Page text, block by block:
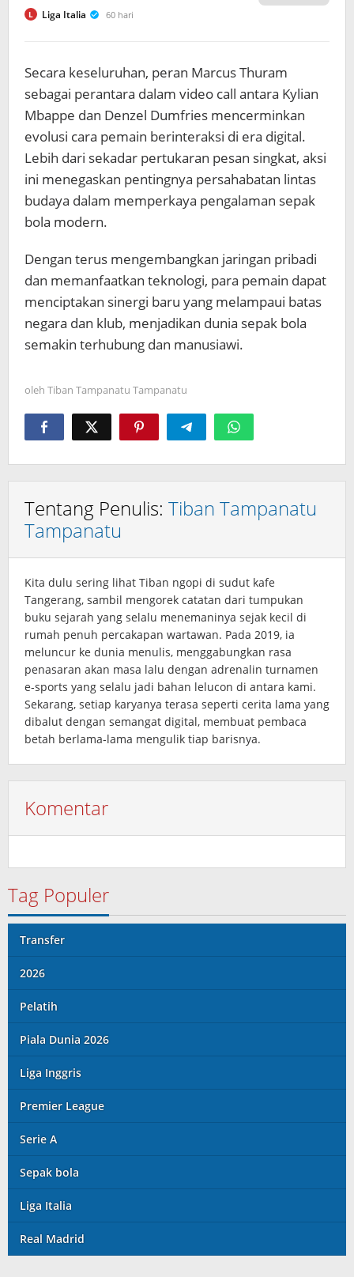
L Liga Italia 60 hari
Secara keseluruhan, peran Marcus Thuram
sebagai perantara dalam video call antara Kylian
Mbappe dan Denzel Dumfries mencerminkan
evolusi cara pemain berinteraksi di era digital.
Lebih dari sekadar pertukaran pesan singkat, aksi
ini menegaskan pentingnya persahabatan lintas
budaya dalam memperkaya pengalaman sepak
bola modern.
Dengan terus mengembangkan jaringan pribadi
dan memanfaatkan teknologi, para pemain dapat
menciptakan sinergi baru yang melampaui batas
negara dan klub, menjadikan dunia sepak bola
semakin terhubung dan manusiawi.
oleh Tiban Tampanatu Tampanatu
Tentang Penulis: Tiban Tampanatu
Tampanatu
Kita dulu sering lihat Tiban ngopi di sudut kafe
Tangerang, sambil mengorek catatan dari tumpukan
buku sejarah yang selalu menemaninya sejak kecil di
rumah penuh percakapan wartawan. Pada 2019, ia
meluncur ke dunia menulis, menggabungkan rasa
penasaran akan masa lalu dengan adrenalin turnamen
e‑sports yang selalu jadi bahan lelucon di antara kami.
Sekarang, setiap karyanya terasa seperti cerita lama yang
dibalut dengan semangat digital, membuat pembaca
betah berlama‑lama mengulik tiap barisnya.
Komentar
Tag Populer
Transfer
2026
Pelatih
Piala Dunia 2026
Liga Inggris
Premier League
Serie A
Sepak bola
Liga Italia
Real Madrid